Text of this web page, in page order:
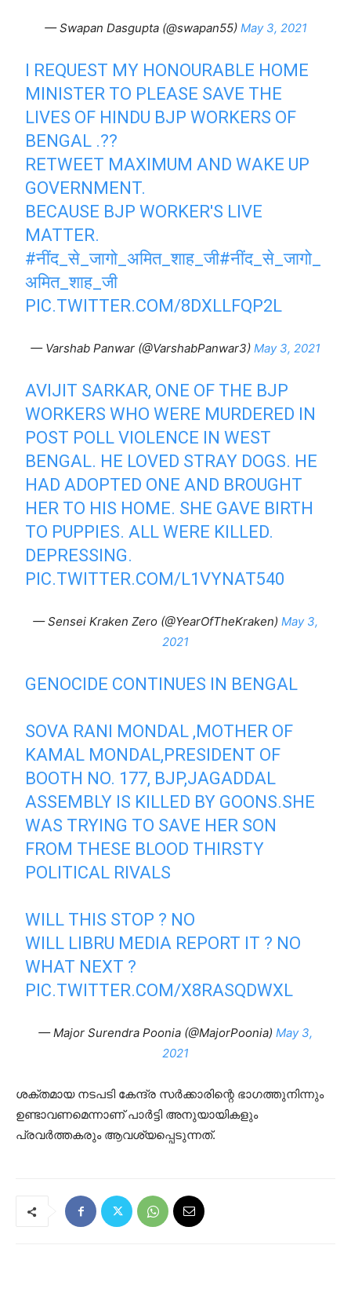
— Swapan Dasgupta (@swapan55) May 3, 2021
I REQUEST MY HONOURABLE HOME
MINISTER TO PLEASE SAVE THE
LIVES OF HINDU BJP WORKERS OF
BENGAL .??
RETWEET MAXIMUM AND WAKE UP
GOVERNMENT.
BECAUSE BJP WORKER'S LIVE
MATTER.
#नींद_से_जागो_अमित_शाह_जी#नींद_से_जागो_
अमित_शाह_जी
PIC.TWITTER.COM/8DXLLFQP2L
— Varshab Panwar (@VarshabPanwar3) May 3, 2021
AVIJIT SARKAR, ONE OF THE BJP
WORKERS WHO WERE MURDERED IN
POST POLL VIOLENCE IN WEST
BENGAL. HE LOVED STRAY DOGS. HE
HAD ADOPTED ONE AND BROUGHT
HER TO HIS HOME. SHE GAVE BIRTH
TO PUPPIES. ALL WERE KILLED.
DEPRESSING.
PIC.TWITTER.COM/L1VYNAT540
— Sensei Kraken Zero (@YearOfTheKraken) May 3,
2021
GENOCIDE CONTINUES IN BENGAL
SOVA RANI MONDAL ,MOTHER OF
KAMAL MONDAL,PRESIDENT OF
BOOTH NO. 177, BJP,JAGADDAL
ASSEMBLY IS KILLED BY GOONS.SHE
WAS TRYING TO SAVE HER SON
FROM THESE BLOOD THIRSTY
POLITICAL RIVALS
WILL THIS STOP ? NO
WILL LIBRU MEDIA REPORT IT ? NO
WHAT NEXT ?
PIC.TWITTER.COM/X8RASQDWXL
— Major Surendra Poonia (@MajorPoonia) May 3,
2021
ശക്തമായ നടപടി കേന്ദ്ര സര്‍ക്കാരിന്റെ ഭാഗത്തുനിന്നും
ഉണ്ടാവണമെന്നാണ് പാര്‍ട്ടി അനുയായികളും
പ്രവര്‍ത്തകരും ആവശ്യപ്പെടുന്നത്.